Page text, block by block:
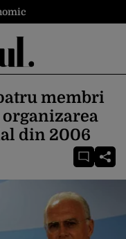
membri
din 2006